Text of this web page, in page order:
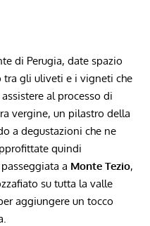
di Perugia, date ‌spazio
tra gli uliveti e i vigneti che
al processo di
⁣vergine, un pilastro della
a ⁢degustazioni che ne
quindi
a Monte Tezio,
su tutta‍ la valle
aggiungere un ‍tocco